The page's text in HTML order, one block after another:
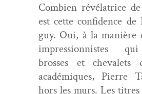
Com­bi­en révéla­trice
est cette con­fi­dence
guy. Oui, à la manière
impres­sion­nistes
bross­es et chevalets
académiques, Pierre
hors les murs. Les titres